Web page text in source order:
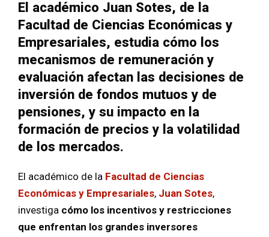
El académico Juan Sotes, de la
Facultad de Ciencias Económicas y
Empresariales, estudia cómo los
mecanismos de remuneración y
evaluación afectan las decisiones de
inversión de fondos mutuos y de
pensiones, y su impacto en la
formación de precios y la volatilidad
de los mercados.
El académico de la Facultad de Ciencias
Económicas y Empresariales, Juan Sotes,
investiga cómo los incentivos y restricciones
que enfrentan los grandes inversores